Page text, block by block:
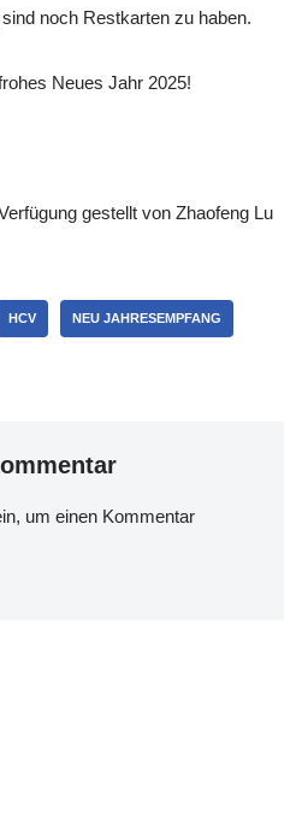
noch Restkarten zu haben.
Neues Jahr 2025!
gestellt von Zhaofeng Lu
HCV NEU JAHRESEMPFANG
um einen Kommentar